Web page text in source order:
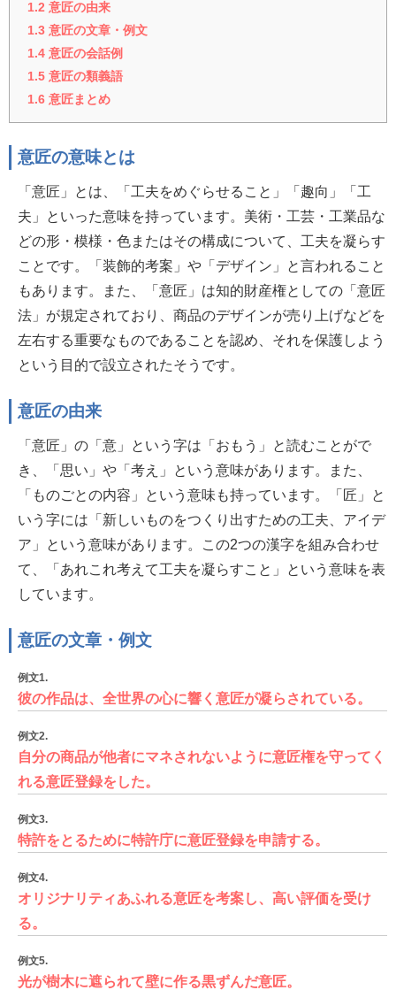
1.2 意匠の由来
1.3 意匠の文章・例文
1.4 意匠の会話例
1.5 意匠の類義語
1.6 意匠まとめ
意匠の意味とは
「意匠」とは、「工夫をめぐらせること」「趣向」「工
夫」といった意味を持っています。美術・工芸・工業品な
どの形・模様・色またはその構成について、工夫を凝らす
ことです。「装飾的考案」や「デザイン」と言われること
もあります。また、「意匠」は知的財産権としての「意匠
法」が規定されており、商品のデザインが売り上げなどを
左右する重要なものであることを認め、それを保護しよう
という目的で設立されたそうです。
意匠の由来
「意匠」の「意」という字は「おもう」と読むことがで
き、「思い」や「考え」という意味があります。また、
「ものごとの内容」という意味も持っています。「匠」と
いう字には「新しいものをつくり出すための工夫、アイデ
ア」という意味があります。この2つの漢字を組み合わせ
て、「あれこれ考えて工夫を凝らすこと」という意味を表
しています。
意匠の文章・例文
例文1.
彼の作品は、全世界の心に響く意匠が凝らされている。
例文2.
自分の商品が他者にマネされないように意匠権を守ってく
れる意匠登録をした。
例文3.
特許をとるために特許庁に意匠登録を申請する。
例文4.
オリジナリティあふれる意匠を考案し、高い評価を受け
る。
例文5.
光が樹木に遮られて壁に作る黒ずんだ意匠。